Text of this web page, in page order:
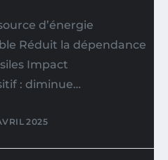
d’énergie
Réduit la dépendance
Impact
: diminue…
2025